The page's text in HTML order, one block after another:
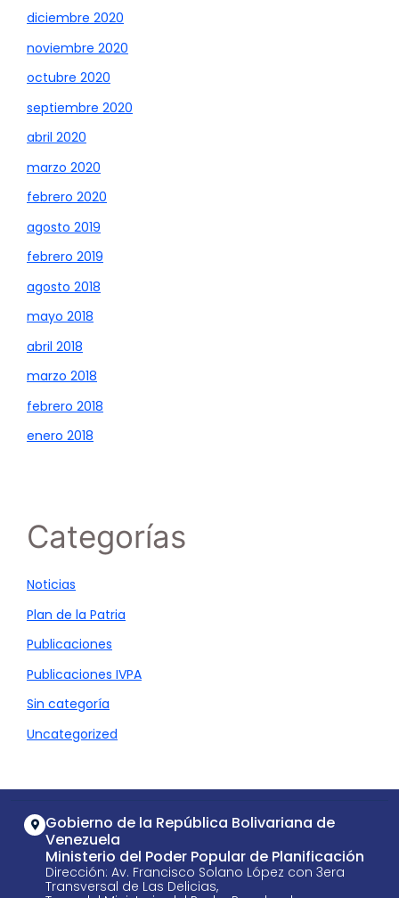
diciembre 2020
noviembre 2020
octubre 2020
septiembre 2020
abril 2020
marzo 2020
febrero 2020
agosto 2019
febrero 2019
agosto 2018
mayo 2018
abril 2018
marzo 2018
febrero 2018
enero 2018
Categorías
Noticias
Plan de la Patria
Publicaciones
Publicaciones IVPA
Sin categoría
Uncategorized
Gobierno de la República Bolivariana de
Venezuela
Ministerio del Poder Popular de Planificación
Dirección: Av. Francisco Solano López con 3era
Transversal de Las Delicias,